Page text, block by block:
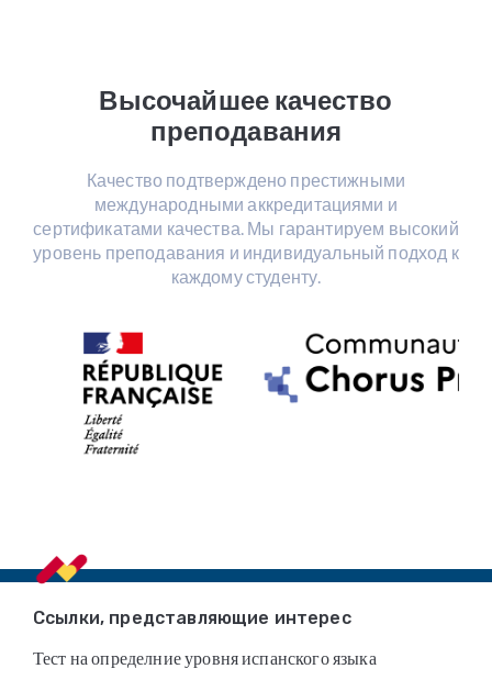
Высочайшее качество
преподавания
Качество подтверждено престижными
международными аккредитациями и
сертификатами качества. Мы гарантируем высокий
уровень преподавания и индивидуальный подход к
каждому студенту.
FooterСсылки, представляющие интерес
Тест на определние уровня испанского языка